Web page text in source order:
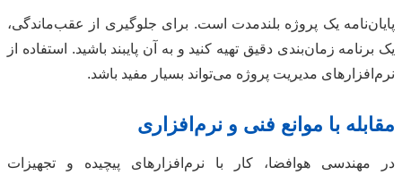
پایان‌نامه یک پروژه بلندمدت است. برای جلوگیری از عقب‌ماندگی،
یک برنامه زمان‌بندی دقیق تهیه کنید و به آن پایبند باشید. استفاده از
نرم‌افزارهای مدیریت پروژه می‌تواند بسیار مفید باشد.
مقابله با موانع فنی و نرم‌افزاری
در مهندسی هوافضا، کار با نرم‌افزارهای پیچیده و تجهیزات